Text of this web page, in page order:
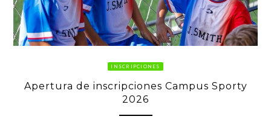
INSCRIPCIONES
Apertura de inscripciones Campus Sporty
2026